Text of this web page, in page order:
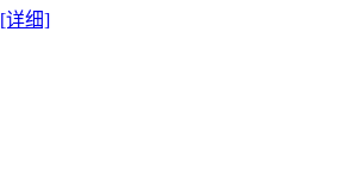
[详细]